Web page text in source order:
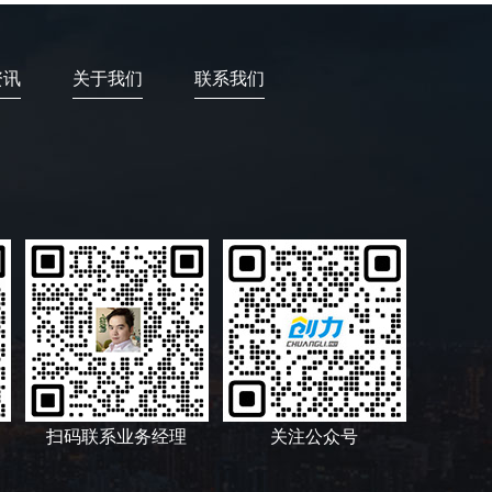
关于我们 联系我们
关注公众号
扫码联系业务经理